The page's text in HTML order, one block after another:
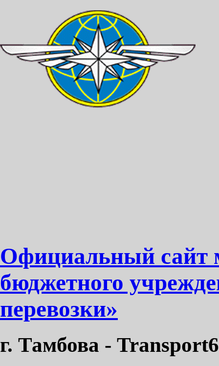
Официальный сайт
бюджетного
перевозки»
г. Тамбова -